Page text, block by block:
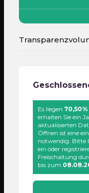
Es liegen 70,50%
erhalten Sie ein
aktualisierten
Öffnen ist eine
notwendig. Bitte
ein oder
Freischaltung
bis zum